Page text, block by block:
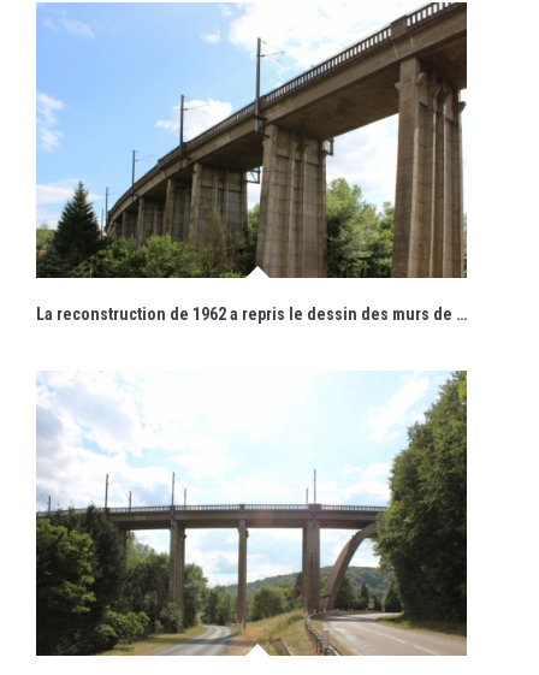
La reconstruction de 1962 a repris le dessin des murs de soutien, rythmés par leurs rainures verticales.